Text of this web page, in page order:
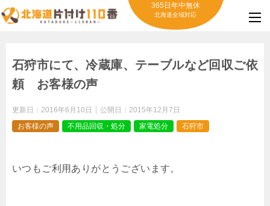
365日年中無休
北海道全域対応
石狩市にて、冷蔵庫、テーブルなど回収ご依
頼 お客様の声
更新日： 2016年6月10日 公開日： 2015年12月7日
お客様の声
不用品回収・処分 家電処分 石狩市
いつもご利用ありがとうございます。